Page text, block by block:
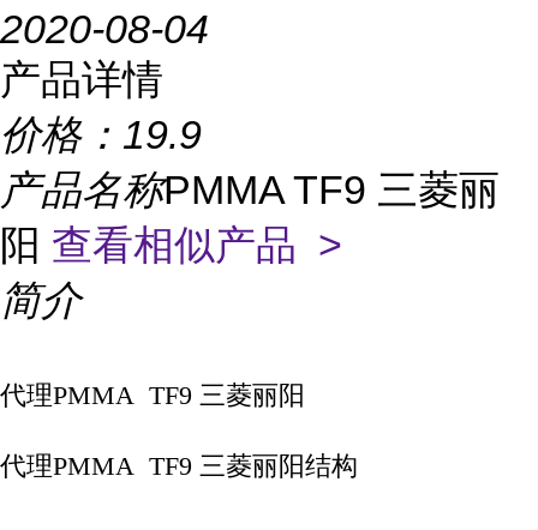
2020-08-04
产品详情
价格： 19.9
产品名称PMMA TF9 三菱丽
阳 查看相似产品 >
简介
代理PMMA TF9 三菱丽阳
代理PMMA TF9 三菱丽阳结构